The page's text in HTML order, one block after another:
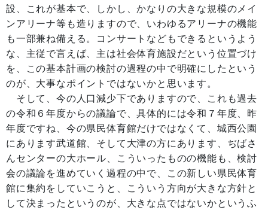
設、これが基本で、しかし、かなりの大きな規模のメイ
ンアリーナ等も造りますので、いわゆるアリーナの機能
も一部兼ね備える。コンサートなどもできるというよう
な、主従で言えば、主は社会体育施設だという位置づけ
を、この基本計画の検討の過程の中で明確にしたという
のが、大事なポイントではないかと思います。
そして、今の人口減少下でありますので、これも過去
の令和６年度からの議論で、具体的には令和７年度、昨
年度ですね、今の県民体育館だけではなくて、城西公園
にあります武道館、そして大津の方にあります、ぢばさ
んセンターの大ホール、こういったものの機能も、検討
会の議論を進めていく過程の中で、この新しい県民体育
館に集約をしていこうと、こういう方向が大きな方針と
して決まったというのが、大きな点ではないかというふ